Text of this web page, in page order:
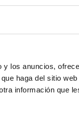
los anuncios,
haga del sitio
información que
te has
recuerda
no perderte